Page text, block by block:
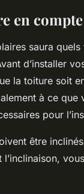
en
saura
d’installer
la toiture soit
à ce
pour
être